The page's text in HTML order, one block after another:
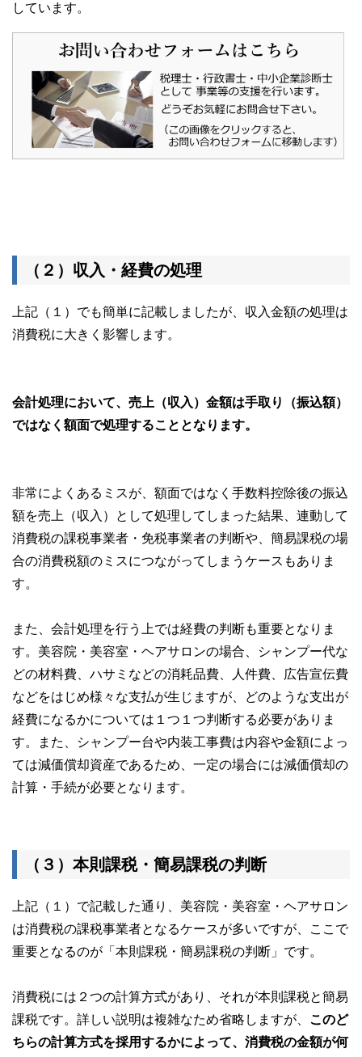
しています。
（２）収入・経費の処理
上記（１）でも簡単に記載しましたが、収入金額の処理は
消費税に大きく影響します。
会計処理において、売上（収入）金額は手取り（振込額）
ではなく額面で処理することとなります。
非常によくあるミスが、額面ではなく手数料控除後の振込
額を売上（収入）として処理してしまった結果、連動して
消費税の課税事業者・免税事業者の判断や、簡易課税の場
合の消費税額のミスにつながってしまうケースもありま
す。
また、会計処理を行う上では経費の判断も重要となりま
す。美容院・美容室・ヘアサロンの場合、シャンプー代な
どの材料費、ハサミなどの消耗品費、人件費、広告宣伝費
などをはじめ様々な支払が生じますが、どのような支出が
経費になるかについては１つ１つ判断する必要がありま
す。また、シャンプー台や内装工事費は内容や金額によっ
ては減価償却資産であるため、一定の場合には減価償却の
計算・手続が必要となります。
（３）本則課税・簡易課税の判断
上記（１）で記載した通り、美容院・美容室・ヘアサロン
は消費税の課税事業者となるケースが多いですが、ここで
重要となるのが「本則課税・簡易課税の判断」です。
消費税には２つの計算方式があり、それが本則課税と簡易
課税です。詳しい説明は複雑なため省略しますが、 このど
ちらの計算方式を採用するかによって、消費税の金額が何